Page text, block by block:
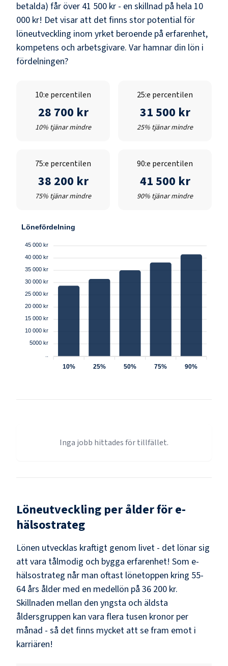
betalda) får över 41 500 kr - en skillnad på hela 10
000 kr! Det visar att det finns stor potential för
löneutveckling inom yrket beroende på erfarenhet,
kompetens och arbetsgivare. Var hamnar din lön i
fördelningen?
10:e percentilen
28 700 kr
10% tjänar mindre
25:e percentilen
31 500 kr
25% tjänar mindre
75:e percentilen
38 200 kr
75% tjänar mindre
90:e percentilen
41 500 kr
90% tjänar mindre
Lönefördelning
45 000 kr
40 000 kr
35 000 kr
30 000 kr
25 000 kr
20 000 kr
15 000 kr
10 000 kr
5000 kr
10% 25% 50% 75% 90%
Inga jobb hittades för tillfället.
Löneutveckling per ålder före-
hälsostrateg
Lönen utvecklas kraftigt genom livet - det lönar sig
att vara tålmodig och bygga erfarenhet! Som e-
hälsostrateg når man oftast lönetoppen kring 55-
64 års ålder med en medellön på 36 200 kr.
Skillnaden mellan den yngsta och äldsta
åldersgruppen kan vara flera tusen kronor per
månad - så det finns mycket att se fram emot i
karriären!